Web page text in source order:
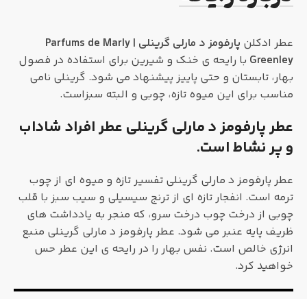
عطر ادکلن
پارفومز د مارلی گرینلی | Parfums de Marly
Greenley با رایحه ی خنک و شیرین برای استفاده در فصول
بهار، تابستان و حتی پاییز پیشنهاد می شود. گرینلی نامی
مناسب برای این میوه تازه، چوبی و البته سبزاست.
عطر پارفومز د مارلی گرینلی عطر افراد شاداب
و پر نشاط است.
عطر پارفومز د مارلی گرینلی تفسیر تازه و میوه ای از چوب
ترمه است. انفجار تازه ای از ترنج سیسیلی و سیب سبز با قلب
چوبی از درخت چوب درخت سرو، که منجر به یادداشت های
ظریف پایه عنبر می شود. عطر پارفومز د مارلی گرینلی منبع
انرژی خالص است. نفس بهار را در رایحه ی این عطر حس
خواهید کرد.